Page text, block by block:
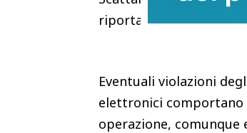
riportano informazioni
Eventuali violazioni
elettronici comportano
operazione,